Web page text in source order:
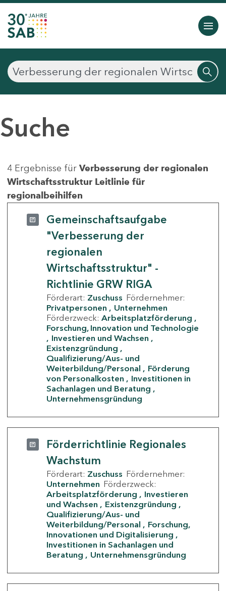
Suche
4 Ergebnisse für Verbesserung der regionalen
Wirtschaftsstruktur Leitlinie für
regionalbeihilfen
Gemeinschaftsaufgabe
"Verbesserung der
regionalen
Wirtschaftsstruktur" -
Richtlinie GRW RIGA
Förderart: Zuschuss Fördernehmer:
Privatpersonen
Unternehmen
Förderzweck: Arbeitsplatzförderung
Forschung, Innovation und Technologie
Investieren und Wachsen
Existenzgründung
Qualifizierung/Aus- und
Weiterbildung/Personal
Förderung
von Personalkosten
Investitionen in
Sachanlagen und Beratung
Unternehmensgründung
Förderrichtlinie Regionales
Wachstum
Förderart: Zuschuss Fördernehmer:
Unternehmen Förderzweck:
Arbeitsplatzförderung
Investieren
und Wachsen
Existenzgründung
Qualifizierung/Aus- und
Weiterbildung/Personal
Forschung,
Innovationen und Digitalisierung
Investitionen in Sachanlagen und
Beratung
Unternehmensgründung